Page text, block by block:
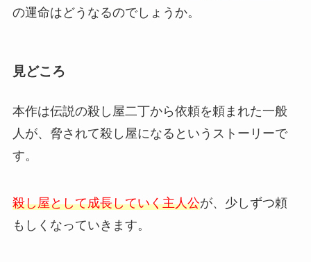
の運命はどうなるのでしょうか。
見どころ
本作は伝説の殺し屋二丁から依頼を頼まれた一般
人が、脅されて殺し屋になるというストーリーで
す。
殺し屋として成長していく主人公が、少しずつ頼
もしくなっていきます。